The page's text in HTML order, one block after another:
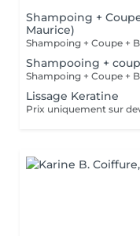
Shampoing +
Maurice)
Shampooing +
Lissage Keratine
Prix uniquement sur